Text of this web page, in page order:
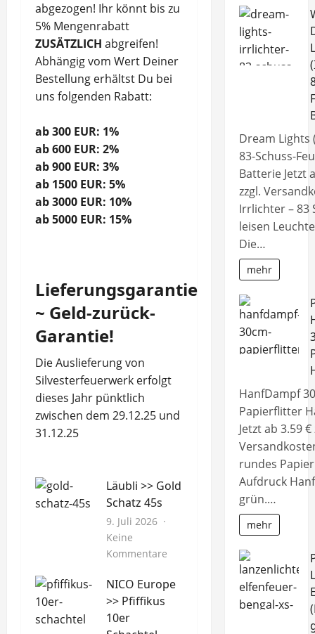
abgezogen! Ihr könnt bis zu
5% Mengenrabatt
ZUSÄTZLICH abgreifen!
Abhängig vom Wert Deiner
Bestellung erhältst Du bei
uns folgenden Rabatt:
ab 300 EUR: 1%
ab 600 EUR: 2%
ab 900 EUR: 3%
ab 1500 EUR: 5%
ab 3000 EUR: 10%
ab 5000 EUR: 15%
Lieferungsgarantie
~ Geld-zurück-
Garantie!
Die Auslieferung von
Silvesterfeuerwerk erfolgt
dieses Jahr pünktlich
zwischen dem 29.12.25 und
31.12.25
Läubli >> Gold
Schatz 45s
9. Juli 2026
Keine
Kommentare
>>
NICO Europe
>> Pfiffikus
10er
Dream
83-Schuss-
Batterie Jetzt
zzgl.
Irrlichter – 83
leisen
Die…
mehr
HanfDampf
Papierflitter
Jetzt ab 3.59 €
rundes
Aufdruck
grün.…
mehr